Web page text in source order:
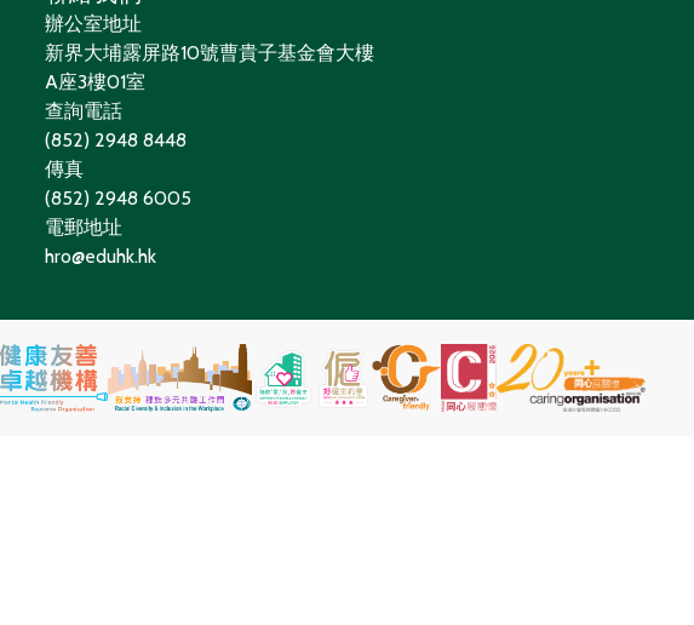
辦公室地址
新界大埔露屏路10號曹貴子基金會大樓
A座3樓01室
查詢電話
(852) 2948 8448
傳真
(852) 2948 6005
電郵地址
hro@eduhk.hk